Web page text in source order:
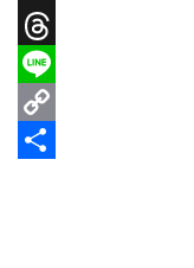
a
c
e
b
X
T
hL
C